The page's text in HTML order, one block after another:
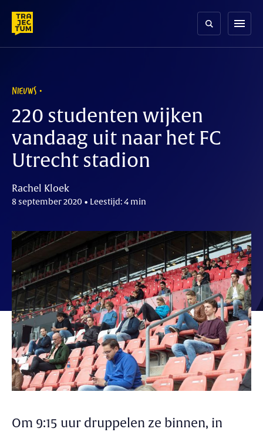
content
menu
NIEUWS
220 studenten wijken
vandaag uit naar het FC
Utrecht stadion
Rachel Kloek
8 september 2020 • Leestijd: 4 min
Om 9:15 uur druppelen ze binnen, in